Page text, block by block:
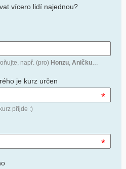
vícero lidí najednou?
např. (pro) Honzu, Aničku…
je kurz určen
*
přijde :)
*